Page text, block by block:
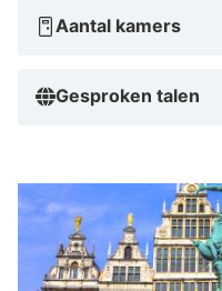
Aantal kamers
Gesproken talen